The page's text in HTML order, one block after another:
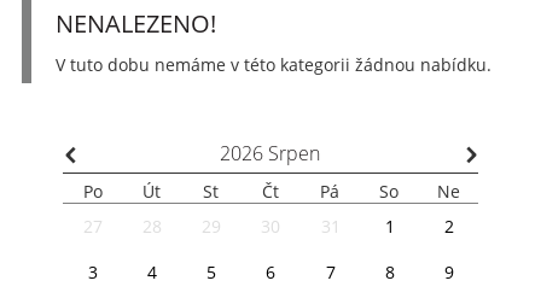
NENALEZENO!
V tuto dobu nemáme v této kategorii žádnou nabídku.
⌃ 2026 Srpen ⌃
Po Út St Čt Pá So
Ne
27
28 29 30 31 1
2
3
4 5 6 7 8
9